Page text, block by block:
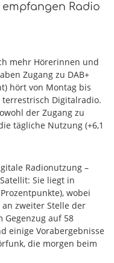
empfangen Radio
mehr Hörerinnen und
Zugang zu DAB+
hört von Montag bis
Digitalradio.
der Zugang zu
tägliche Nutzung (+6,1
Radionutzung –
Sie liegt in
wobei
an zweiter Stelle der
Gegenzug auf 58
einige Vorabergebnisse
die morgen beim